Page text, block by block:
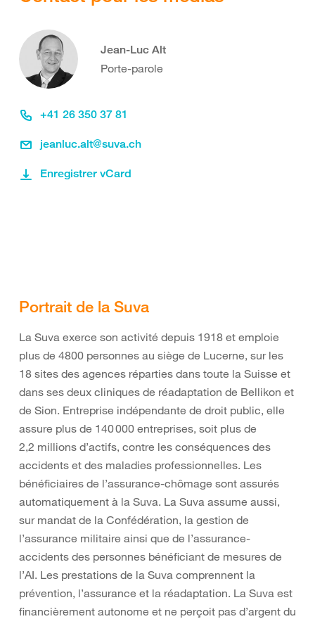
Jean-Luc Alt
Porte-parole
+41 26 350 37 81
jeanluc.alt@suva.ch
Enregistrer vCard
Portrait de la Suva
La Suva exerce son activité depuis 1918 et emploie
plus de 4800 personnes au siège de Lucerne, sur les
18 sites des agences réparties dans toute la Suisse et
dans ses deux cliniques de réadaptation de Bellikon et
de Sion. Entreprise indépendante de droit public, elle
assure plus de 140 000 entreprises, soit plus de
2,2 millions d’actifs, contre les conséquences des
accidents et des maladies professionnelles. Les
bénéficiaires de l’assurance-chômage sont assurés
automatiquement à la Suva. La Suva assume aussi,
sur mandat de la Confédération, la gestion de
l’assurance militaire ainsi que de l’assurance-
accidents des personnes bénéficiant de mesures de
l’AI. Les prestations de la Suva comprennent la
prévention, l’assurance et la réadaptation. La Suva est
financièrement autonome et ne perçoit pas d’argent du